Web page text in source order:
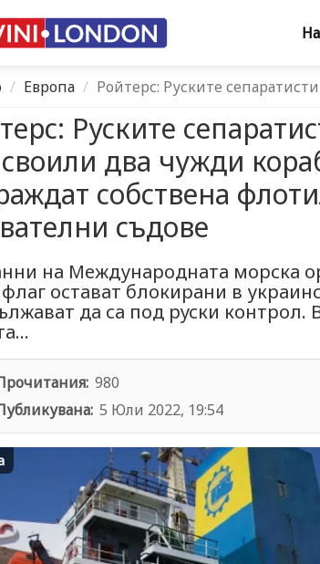
Европа Ройтерс: Руските
Руските
два чужди
собствена
съдове
на Международната морска
остават блокирани в
да са под руски контрол.
980
5 Юли 2022, 19:54